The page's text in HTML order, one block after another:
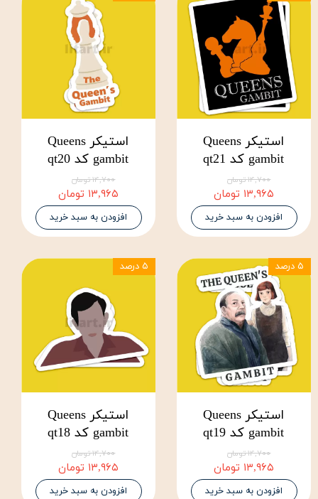
استیکر Queens
gambit کد qt21
۱۴,۷۰۰ تومان
۱۳,۹۶۵ تومان
افزودن به سبد خرید
استیکر Queens
gambit کد qt20
۱۴,۷۰۰ تومان
۱۳,۹۶۵ تومان
افزودن به سبد خرید
استیکر Queens
gambit کد qt19
۱۴,۷۰۰ تومان
۱۳,۹۶۵ تومان
افزودن به سبد خرید
۵ درصد
استیکر Queens
gambit کد qt18
۱۴,۷۰۰ تومان
۱۳,۹۶۵ تومان
افزودن به سبد خرید
۵ درصد